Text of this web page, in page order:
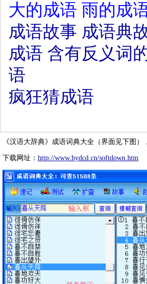
大的成语 雨的成
成语故事 成语典
成语 含有反义词
语
疯狂猜成语
《汉语大辞典》成语词典大全（界面见下图
下载网址： http://www.hydcd.cn/softdown.htm